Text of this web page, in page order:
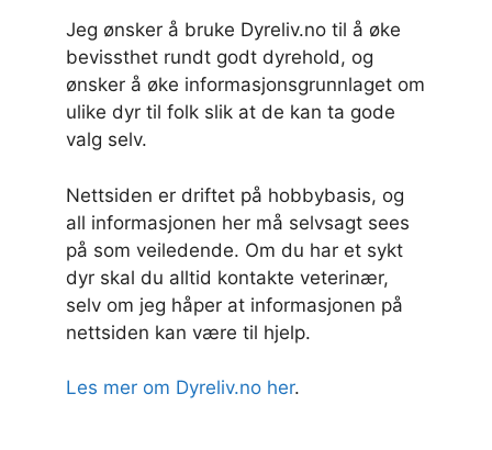
Jeg ønsker å bruke Dyreliv.no til å øke
bevissthet rundt godt dyrehold, og
ønsker å øke informasjonsgrunnlaget om
ulike dyr til folk slik at de kan ta gode
valg selv.
Nettsiden er driftet på hobbybasis, og
all informasjonen her må selvsagt sees
på som veiledende. Om du har et sykt
dyr skal du alltid kontakte veterinær,
selv om jeg håper at informasjonen på
nettsiden kan være til hjelp.
Les mer om Dyreliv.no her.